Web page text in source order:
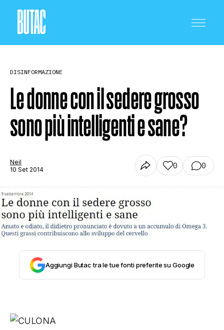
CRONACA E POLITICA
SCIENZA E TECNOLOGIA
SALUTE E MEDICINA
STORIA E CITAZIONI
INTRATTENIMENTO
COMPLOTTI, LEGGENDE URBANE ED
DISINFORMAZIONE
Le donne con il sedere grosso
sono più intelligenti e sane?
Neil
10 Set 2014
0 0
Aggiungi Butac tra le tue fonti preferite su Google